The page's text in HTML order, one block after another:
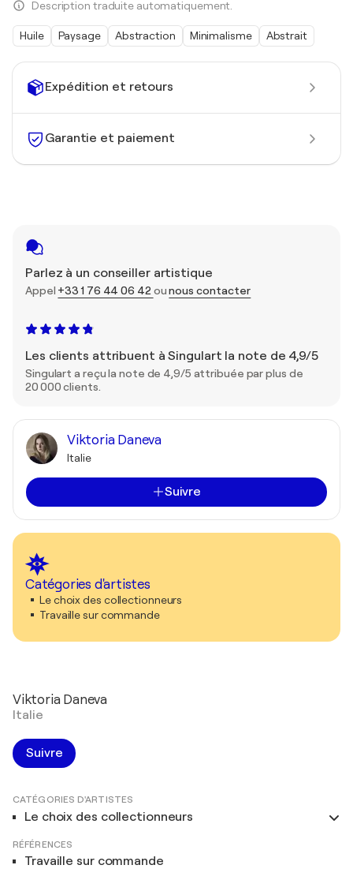
Expédition et retours
Garantie et paiement
Parlez à un conseiller artistique
Appel +33 1 76 44 06 42 ounous contacter
Les clients attribuent à Singulart la note de 4,9/5
Singulart a reçu la note de 4,9/5 attribuée par plus de
20 000 clients.
Viktoria Daneva
Italie
Suivre
Catégories d'artistes
Le choix des collectionneurs
Travaille sur commande
Description traduite automatiquement.
Huile Paysage Abstraction Minimalisme Abstrait
Viktoria Daneva
Italie
Suivre
CATÉGORIES D'ARTISTES
Le choix des collectionneurs
RÉFÉRENCES
Travaille sur commande